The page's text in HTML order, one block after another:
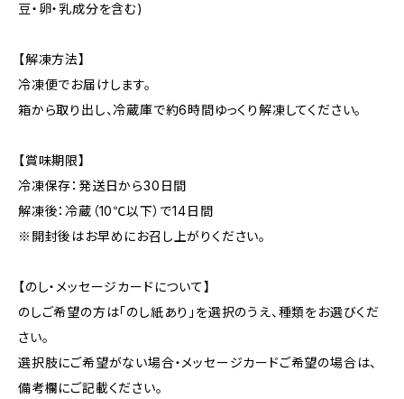
豆・卵・乳成分を含む)
【解凍方法】
冷凍便でお届けします。
箱から取り出し、冷蔵庫で約6時間ゆっくり解凍してください。
【賞味期限】
冷凍保存：発送日から30日間
解凍後：冷蔵（10℃以下）で14日間
※開封後はお早めにお召し上がりください。
【のし・メッセージカードについて】
のしご希望の方は「のし紙あり」を選択のうえ、種類をお選びくだ
さい。
選択肢にご希望がない場合・メッセージカードご希望の場合は、
備考欄にご記載ください。